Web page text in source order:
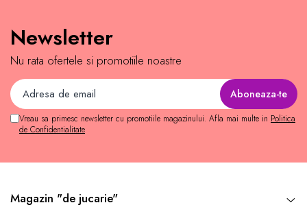
Newsletter
Nu rata ofertele si promotiile noastre
Vreau sa primesc newsletter cu promotiile magazinului. Afla mai multe in Politica
de Confidentialitate
Magazin "de jucarie"